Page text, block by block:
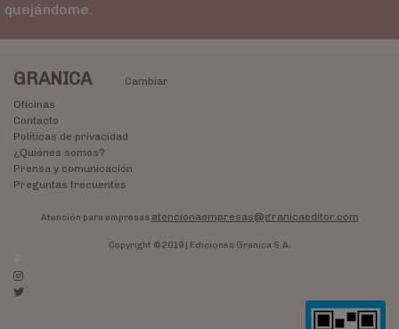
quejándome.
GRANICA
Cambiar
Oficinas
Contacto
Políticas de privacidad
¿Quiénes somos?
Prensa y comunicación
Preguntas frecuentes
Atención para empresas atencionaempresas@granicaeditor.com
Copyright © 2019 | Ediciones Granica S.A.